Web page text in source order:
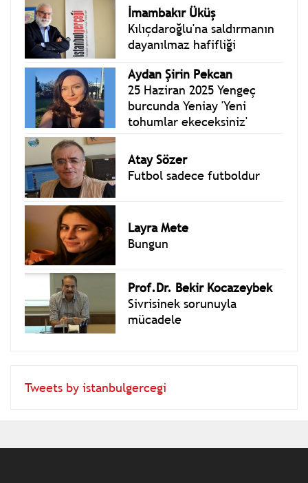
İmambakır Üküş
Kılıçdaroğlu'na saldırmanın
dayanılmaz hafifliği
Aydan Şirin Pekcan
25 Haziran 2025 Yengeç
burcunda Yeniay 'Yeni
tohumlar ekeceksiniz'
Atay Sözer
Futbol sadece futboldur
Layra Mete
Bungun
Prof.Dr. Bekir Kocazeybek
Sivrisinek sorunuyla
mücadele
Tweets by istanbulgercegi